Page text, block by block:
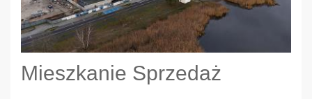
Mieszkanie Sprzedaż